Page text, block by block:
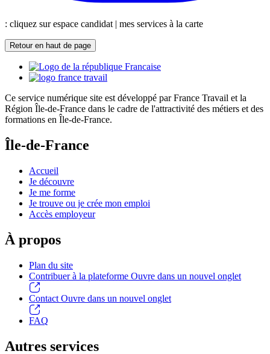
: cliquez sur espace candidat | mes services à la carte
Retour en haut de page
Ce service numérique site est développé par France Travail et la
Région Île-de-France dans le cadre de l'attractivité des métiers et des
formations en Île-de-France.
Île-de-France
Accueil
Je découvre
Je me forme
Je trouve ou je crée mon emploi
Accès employeur
À propos
Plan du site
Contribuer à la plateforme Ouvre dans un nouvel onglet
Contact Ouvre dans un nouvel onglet
FAQ
Autres services